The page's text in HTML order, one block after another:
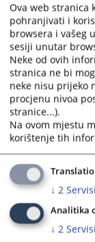
Datum od
Navigate
forward
to
interact
with
the
calendar
select
a
date.
Press
the
question
Datum do
Navigate
forward
to
interact
with
the
calendar
and
select
Sortiraj po
Odaberi...
Napredne
Ova web stranica
pohranjivati i
browsera i vašeg
sesiji unutar
Neke od ovih
stranica ne bi
neke nisu prijeko
procjenu nivoa
stranice...).
Na ovom mjestu
korištenje tih
↓ 2
Analitika
↓ 2